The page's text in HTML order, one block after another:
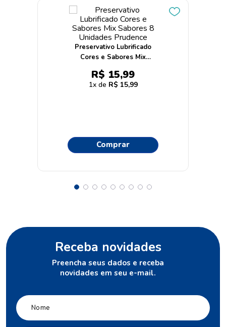
Preservativo Lubrificado
Cores e Sabores Mix
Sabores 8 Unidades
Prudence
R$ 15,99
1 R$ 15,99
Comprar
Receba novidades
Preencha seus dados e receba
novidades em seu e-mail.